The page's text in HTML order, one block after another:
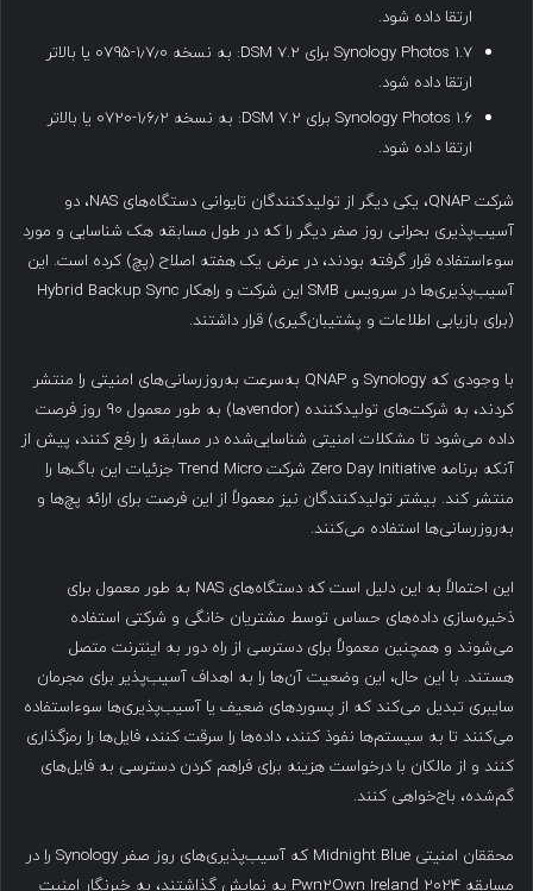
ارتقا داده شود.
Synology Photos 1.7 برای DSM 7.2: به نسخه ۱٫۷٫۰-۰۷۹۵ یا بالاتر
ارتقا داده شود.
Synology Photos 1.6 برای DSM 7.2: به نسخه ۱٫۶٫۲-۰۷۲۰ یا بالاتر
ارتقا داده شود.
شرکت QNAP، یکی دیگر از تولیدکنندگان تایوانی دستگاه‌های NAS، دو
آسیب‌پذیری بحرانی روز صفر دیگر را که در طول مسابقه هک شناسایی و مورد
سوءاستفاده قرار گرفته بودند، در عرض یک هفته اصلاح (پچ) کرده است. این
آسیب‌پذیری‌ها در سرویس SMB این شرکت و راهکار Hybrid Backup Sync
(برای بازیابی اطلاعات و پشتیبان‌گیری) قرار داشتند.
با وجودی که Synology و QNAP به‌سرعت به‌روزرسانی‌های امنیتی را منتشر
کردند، به شرکت‌های تولیدکننده (vendorها) به طور معمول ۹۰ روز فرصت
داده می‌شود تا مشکلات امنیتی شناسایی‌شده در مسابقه را رفع کنند، پیش از
آنکه برنامه Zero Day Initiative شرکت Trend Micro جزئیات این باگ‌ها را
منتشر کند. بیشتر تولیدکنندگان نیز معمولاً از این فرصت برای ارائه پچ‌ها و
به‌روزرسانی‌ها استفاده می‌کنند.
این احتمالاً به این دلیل است که دستگاه‌های NAS به طور معمول برای
ذخیره‌سازی داده‌های حساس توسط مشتریان خانگی و شرکتی استفاده
می‌شوند و همچنین معمولاً برای دسترسی از راه دور به اینترنت متصل
هستند. با این حال، این وضعیت آن‌ها را به اهداف آسیب‌پذیر برای مجرمان
سایبری تبدیل می‌کند که از پسوردهای ضعیف یا آسیب‌پذیری‌ها سوءاستفاده
می‌کنند تا به سیستم‌ها نفوذ کنند، داده‌ها را سرقت کنند، فایل‌ها را رمزگذاری
کنند و از مالکان با درخواست هزینه برای فراهم کردن دسترسی به فایل‌های
گم‌شده، باج‌خواهی کنند.
محققان امنیتی Midnight Blue که آسیب‌پذیری‌های روز صفر Synology را در
مسابقه Pwn2Own Ireland 2024 به نمایش گذاشتند، به خبرنگار امنیت